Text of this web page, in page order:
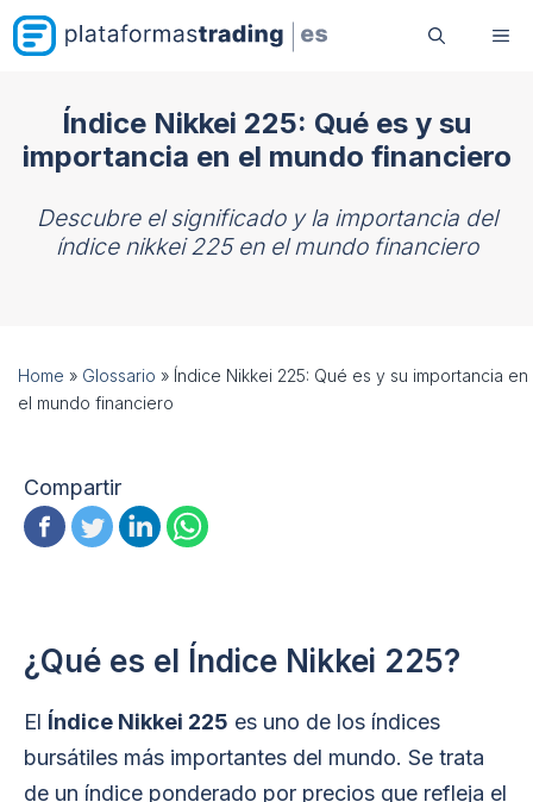
Saltar
al
Índice Nikkei 225: Qué es y su
importancia en el mundo financiero
Descubre el significado y la importancia del
índice nikkei 225 en el mundo financiero
Home » Glossario » Índice Nikkei 225: Qué es y su importancia en
el mundo financiero
Compartir
¿Qué es el Índice Nikkei 225?
El Índice Nikkei 225 es uno de los índices
bursátiles más importantes del mundo. Se trata
de un índice ponderado por precios que refleja el